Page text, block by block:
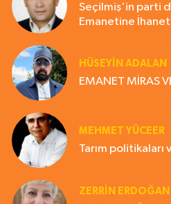
Seçilmiş'in parti
Emanetine
HÜSEYIN ADALAN
EMANET MİRAS
MEHMET YÜCEER
Tarım politikaları
ZERRIN ERDOĞAN